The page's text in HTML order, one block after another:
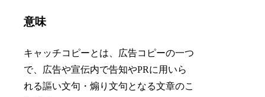
意味
キャッチコピーとは、広告コピーの一つ
で、広告や宣伝内で告知やPRに用いら
れる謳い文句・煽り文句となる文章のこ